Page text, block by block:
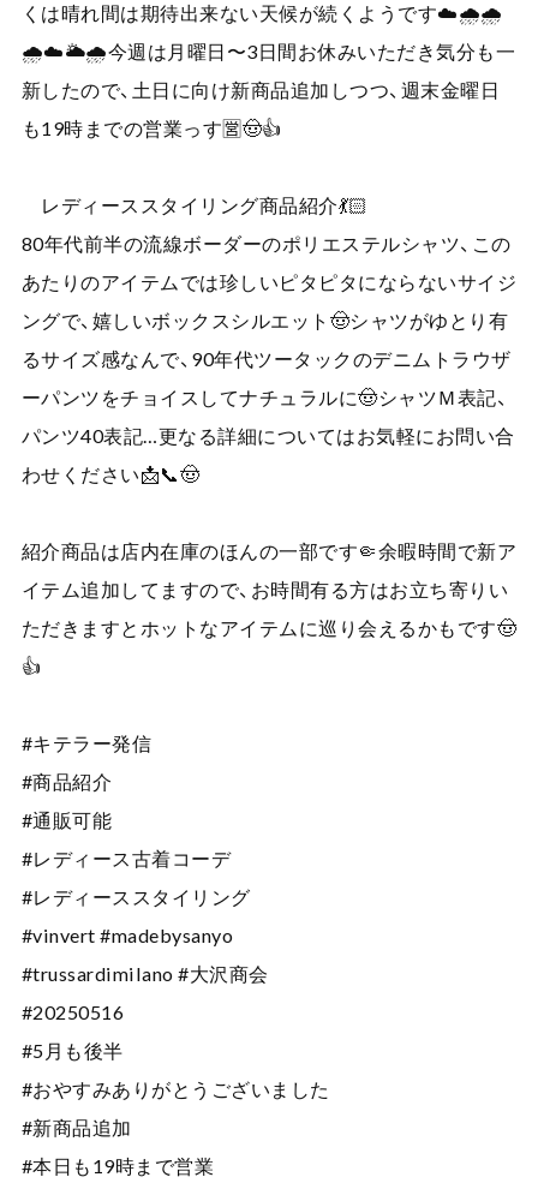
くは晴れ間は期待出来ない天候が続くようです☁️🌧️🌧️
🌧️☁️🌥️🌧️今週は月曜日〜3日間お休みいただき気分も一
新したので、土日に向け新商品追加しつつ、週末金曜日
も19時までの営業っす🈺🤠👍
レディーススタイリング商品紹介💃🏻
80年代前半の流線ボーダーのポリエステルシャツ、この
あたりのアイテムでは珍しいピタピタにならないサイジ
ングで、嬉しいボックスシルエット🤠シャツがゆとり有
るサイズ感なんで、90年代ツータックのデニムトラウザ
ーパンツをチョイスしてナチュラルに🤠シャツＭ表記、
パンツ40表記…更なる詳細についてはお気軽にお問い合
わせください📩📞🤠
紹介商品は店内在庫のほんの一部です🤏余暇時間で新ア
イテム追加してますので、お時間有る方はお立ち寄りい
ただきますとホットなアイテムに巡り会えるかもです🤠
👍
#キテラー発信
#商品紹介
#通販可能
#レディース古着コーデ
#レディーススタイリング
#vinvert #madebysanyo
#trussardimilano #大沢商会
#20250516
#5月も後半
#おやすみありがとうございました
#新商品追加
#本日も19時まで営業